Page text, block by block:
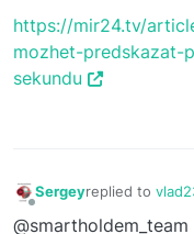
https://mir24.tv/
mozhet-predskazat-
sekundu
Sergeyreplied to
last edited by